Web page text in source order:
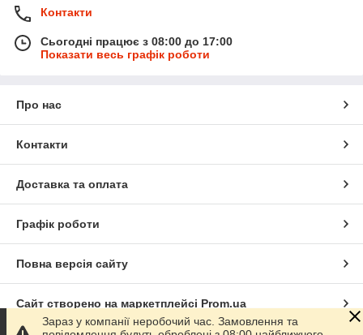
Контакти
Сьогодні працює з 08:00 до 17:00
Показати весь графік роботи
Про нас
Контакти
Доставка та оплата
Графік роботи
Повна версія сайту
Сайт створено на маркетплейсі Prom.ua
Зараз у компанії неробочий час. Замовлення та